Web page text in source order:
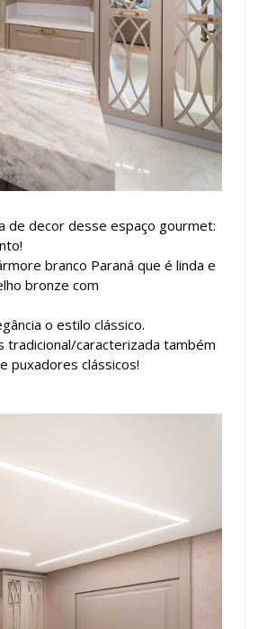
de decor desse espaço gourmet:
branco Paraná que é linda e
bronze com
o estilo clássico.
tradicional/caracterizada também
puxadores clássicos!